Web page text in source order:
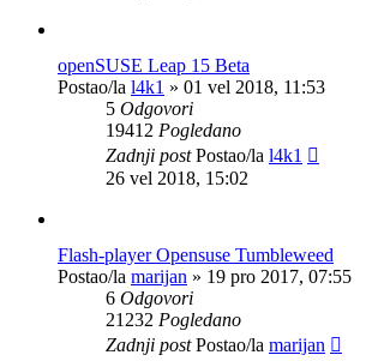
openSUSE Leap 15 Beta
Postao/la l4k1 » 01 vel 2018, 11:53
5 Odgovori
19412 Pogledano
Zadnji postPostao/la l4k1
26 vel 2018, 15:02
Flash-player Opensuse Tumbleweed
Postao/la marijan » 19 pro 2017, 07:55
6 Odgovori
21232 Pogledano
Zadnji postPostao/la marijan